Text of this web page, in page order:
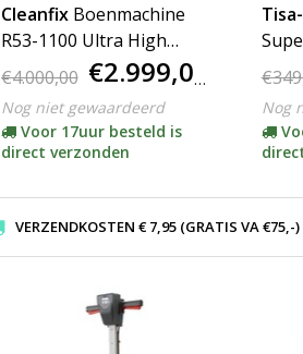
Cleanfix Boenmachine
R53-1100 Ultra High
Speed - ACTIE
€4.000,00 €2.999,00
Nog niet gewaardeerd
Voor 17uur besteld is
direct verzonden
Nog
VERZENDKOSTEN € 7,95 (GRATIS VA €75,-)